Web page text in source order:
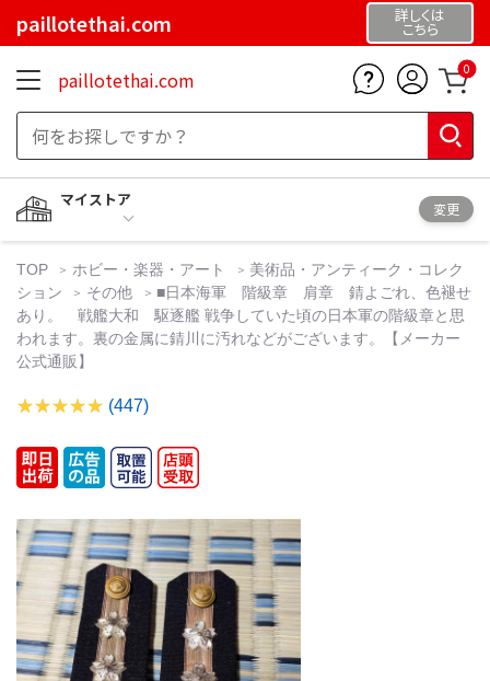
paillotethai.com 詳しくは
こちら
paillotethai.com 0
マイストア
変更
TOP ホビー・楽器・アート
美術品・アンティーク・コレク
ション
その他
■日本海軍 階級章 肩章 錆よごれ、色褪せ
あり。 戦艦大和 駆逐艦 戦争していた頃の日本軍の階級章と思
われます。裏の金属に錆川に汚れなどがございます。【メーカー
公式通販】
(447)